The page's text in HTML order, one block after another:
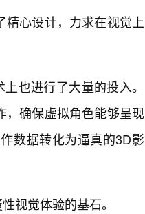
心设计，力求在视觉上
也进行了大量的投入。
，确保虚拟角色能够呈现
数据转化为逼真的3D影
视觉体验的基石。